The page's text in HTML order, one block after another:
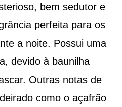
bem sedutor e
perfeita para os
a noite. Possui uma
devido à baunilha
Outras notas de
como o açafrão